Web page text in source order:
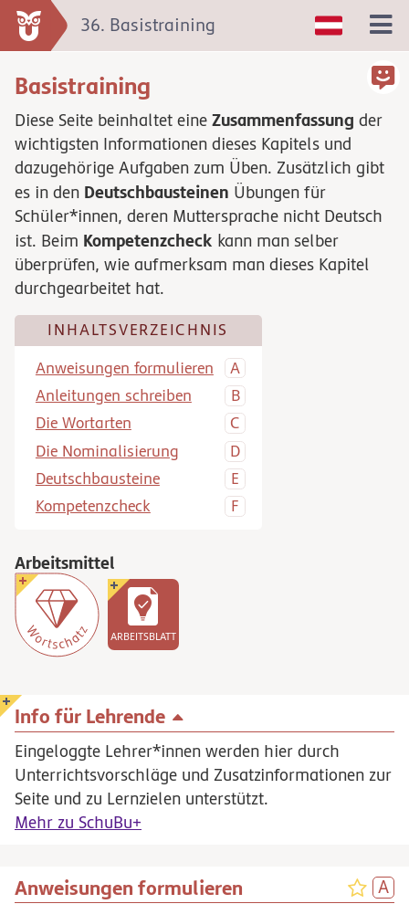
Basistraining
Diese Seite beinhaltet eine Zusammenfassung der
wichtigsten Informationen dieses Kapitels und
dazugehörige Aufgaben zum Üben. Zusätzlich gibt
es in den Deutschbausteinen Übungen für
Schüler*innen, deren Muttersprache nicht Deutsch
ist. Beim Kompetenzcheck kann man selber
überprüfen, wie aufmerksam man dieses Kapitel
durchgearbeitet hat.
INHALTSVERZEICHNIS
Anweisungen formulieren
Anleitungen schreiben
Die Wortarten
Die Nominalisierung
Deutschbausteine
Kompetenzcheck
Arbeitsmittel
ARBEITSBLATT
Info für Lehrende
Eingeloggte Lehrer*innen werden hier durch
Unterrichtsvorschläge und Zusatzinformationen zur
Seite und zu Lernzielen unterstützt.
Mehr zu SchuBu+
Anweisungen formulieren
36. Basistraining